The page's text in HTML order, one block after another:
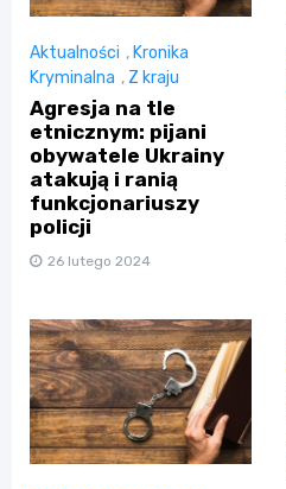
Aktualności , Kronika
Kryminalna , Z kraju
Agresja na tle
etnicznym: pijani
obywatele Ukrainy
atakują i ranią
funkcjonariuszy
policji
26 lutego 2024